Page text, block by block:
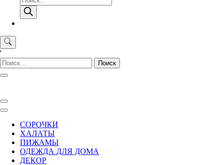
товаров
'
Найти:
СОРОЧКИ
ХАЛАТЫ
ПИЖАМЫ
ОДЕЖДА ДЛЯ ДОМА
ДЕКОР